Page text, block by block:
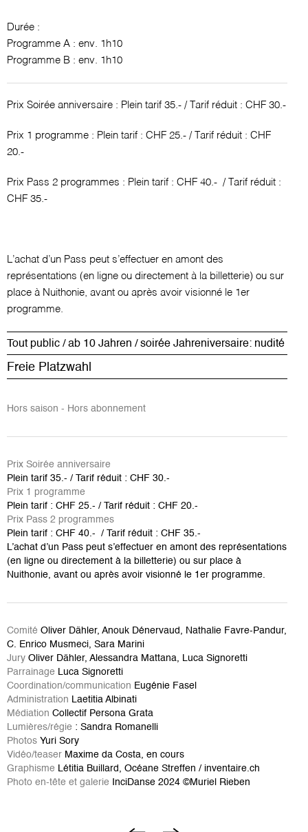
Durée :
Programme A : env. 1h10
Programme B : env. 1h10
Prix Soirée anniversaire : Plein tarif 35.- / Tarif réduit : CHF 30.-
Prix 1 programme : Plein tarif : CHF 25.- / Tarif réduit : CHF
20.-
Prix Pass 2 programmes : Plein tarif : CHF 40.- / Tarif réduit :
CHF 35.-
L’achat d’un Pass peut s’effectuer en amont des
représentations (en ligne ou directement à la billetterie) ou sur
place à Nuithonie, avant ou après avoir visionné le 1er
programme.
Tout public / ab 10 Jahren / soirée Jahreniversaire: nudité
Freie Platzwahl
Hors saison - Hors abonnement
Prix Soirée anniversaire
Plein tarif 35.- / Tarif réduit : CHF 30.-
Prix 1 programme
Plein tarif : CHF 25.- / Tarif réduit : CHF 20.-
Prix Pass 2 programmes
Plein tarif : CHF 40.- / Tarif réduit : CHF 35.-
L’achat d’un Pass peut s’effectuer en amont des représentations
(en ligne ou directement à la billetterie) ou sur place à
Nuithonie, avant ou après avoir visionné le 1er programme.
Comité Oliver Dähler, Anouk Dénervaud, Nathalie Favre-Pandur,
C. Enrico Musmeci, Sara Marini
Jury Oliver Dähler, Alessandra Mattana, Luca Signoretti
Parrainage Luca Signoretti
Coordination/communication Eugénie Fasel
Administration Laetitia Albinati
Médiation Collectif Persona Grata
Lumières/régie : Sandra Romanelli
Photos Yuri Sory
Vidéo/teaser Maxime da Costa, en cours
Graphisme Létitia Buillard, Océane Streffen / inventaire.ch
Photo en-tête et galerie InciDanse 2024 ©Muriel Rieben